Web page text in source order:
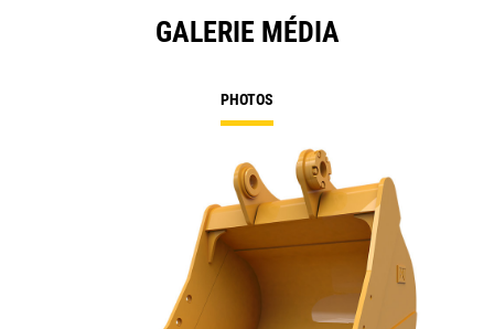
GALERIE MÉDIA
PHOTOS